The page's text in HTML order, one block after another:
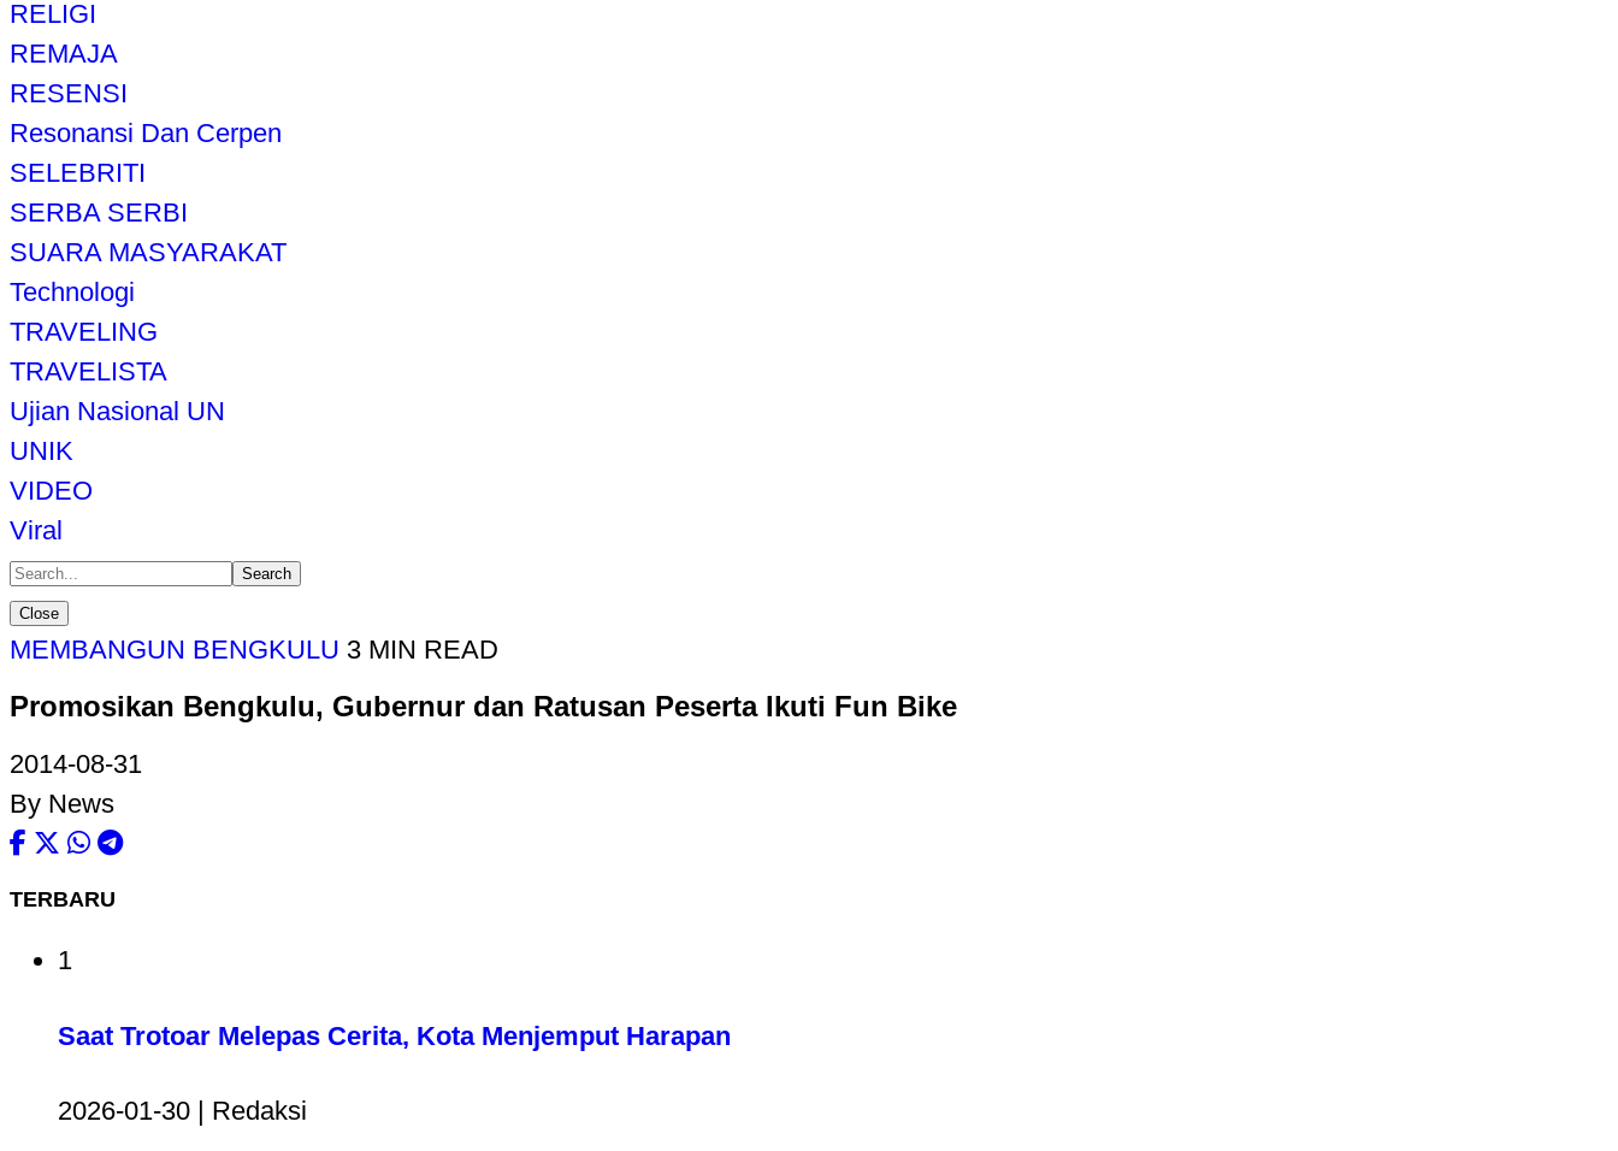
RELIGI
REMAJA
RESENSI
Resonansi Dan Cerpen
SELEBRITI
SERBA SERBI
SUARA MASYARAKAT
Technologi
TRAVELING
TRAVELISTA
Ujian Nasional UN
UNIK
VIDEO
Viral
Search
Close
MEMBANGUN BENGKULU 3 MIN READ
Promosikan Bengkulu, Gubernur dan Ratusan Peserta Ikuti Fun Bike
2014-08-31
By News
TERBARU
1
Saat Trotoar Melepas Cerita, Kota Menjemput Harapan
2026-01-30 | Redaksi